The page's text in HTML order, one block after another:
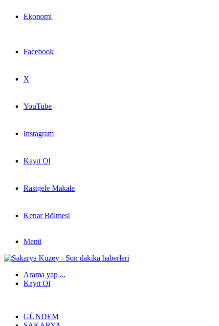
Ekonomi
Facebook
X
YouTube
Instagram
Kayıt Ol
Rastgele Makale
Kenar Bölmesi
Menü
Arama yap ...
Kayıt Ol
GÜNDEM